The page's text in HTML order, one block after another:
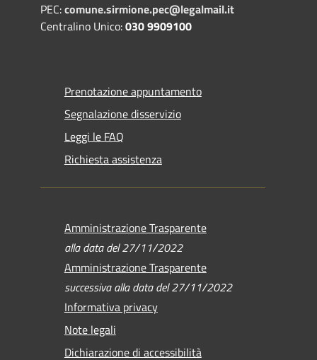
PEC:comune.sirmione.pec@legalmail.it
Centralino Unico:030 9909100
Prenotazione appuntamento
Segnalazione disservizio
Leggi le FAQ
Richiesta assistenza
Amministrazione Trasparente
alla data del 27/11/2022
Amministrazione Trasparente
successiva alla data del 27/11/2022
Informativa privacy
Note legali
Dichiarazione di accessibilità